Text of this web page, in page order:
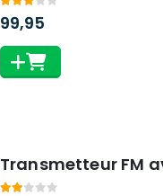
3.00out of 5
99,95
Transmetteur FM